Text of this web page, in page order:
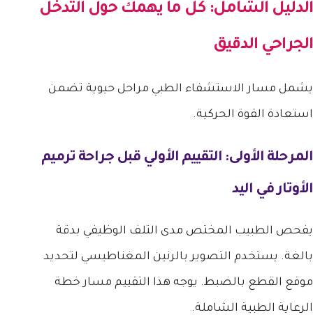
الدليل الشامل: كل ما يهمك حول التدخل
الجراحي الدقيق
يشمل مسار الاستشفاء الطبي مراحل حيوية تضمن
استعادة القوة الحركية.
المرحلة الأولى: التقييم الأولي قبل جراحة ترميم
الأوتار في اليد
يفحص الطبيب المختص مدى التلف الوظيفي بدقة
بالغة. يستخدم التصوير بالرنين المغناطيسي لتحديد
موقع القطع بالضبط. يوجه هذا التقييم مسار خطة
الرعاية الطبية الشاملة.